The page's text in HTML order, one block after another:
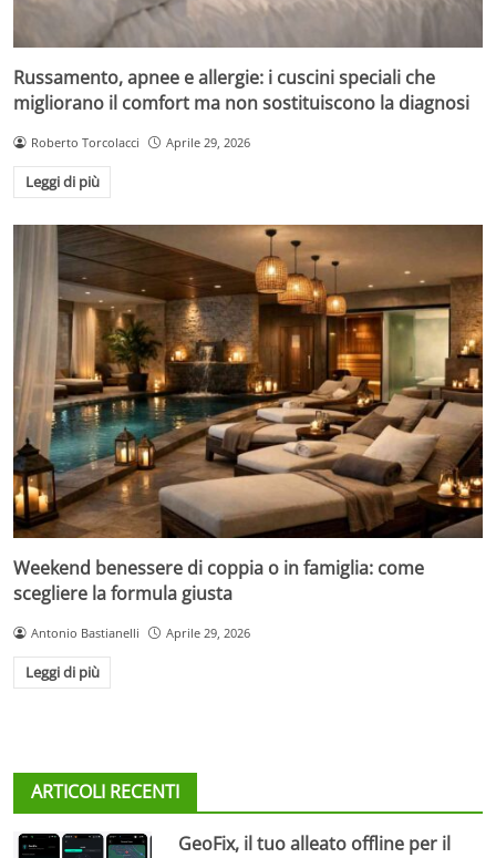
Russamento, apnee e allergie: i cuscini speciali che
migliorano il comfort ma non sostituiscono la diagnosi
Roberto Torcolacci Aprile 29, 2026
Leggi di più
Weekend benessere di coppia o in famiglia: come
scegliere la formula giusta
Antonio Bastianelli Aprile 29, 2026
Leggi di più
ARTICOLI RECENTI
GeoFix, il tuo alleato offline per il